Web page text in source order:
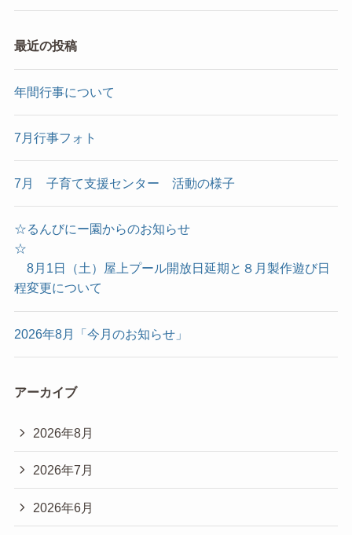
最近の投稿
年間行事について
7月行事フォト
7月 子育て支援センター 活動の様子
☆るんびにー園からのお知らせ
☆
8月1日（土）屋上プール開放日延期と８月製作遊び日
程変更について
2026年8月「今月のお知らせ」
アーカイブ
2026年8月
2026年7月
2026年6月